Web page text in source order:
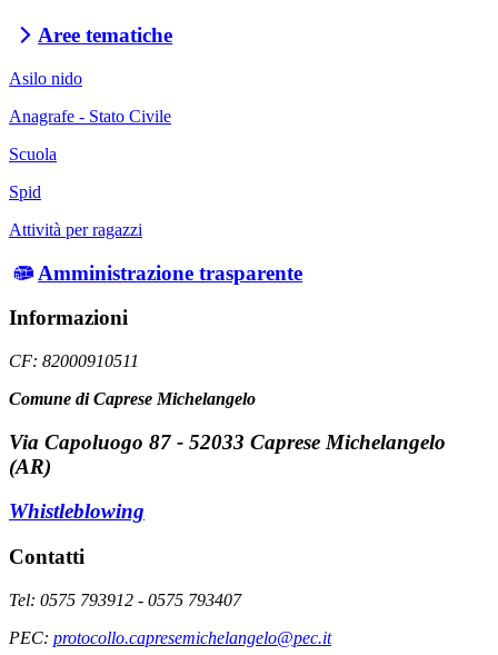
Aree tematiche
Asilo nido
Anagrafe - Stato Civile
Scuola
Spid
Attività per ragazzi
Amministrazione trasparente
Informazioni
CF: 82000910511
Comune di Caprese Michelangelo
Via Capoluogo 87 - 52033 Caprese Michelangelo
(AR)
Whistleblowing
Contatti
Tel: 0575 793912 - 0575 793407
PEC: protocollo.capresemichelangelo@pec.it